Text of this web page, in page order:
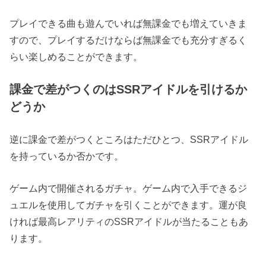
プレイできる曲も遊んでいれば無課金でも増えていきま
すので、プレイするだけならば無課金でも充分すぎるく
らい楽しめることができます。
課金で差がつくのはSSRアイドルを引けるか
どうか
逆に課金で差がつくところはただひとつ、SSRアイドル
を持っているか否かです。
ゲーム内で開催されるガチャ。ゲーム内で入手できるジ
ュエルを使用してガチャを引くことができます。運が良
ければ最高レアリティのSSRアイドルが当たることもあ
ります。